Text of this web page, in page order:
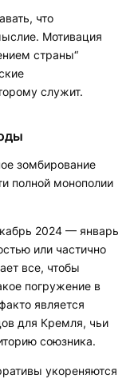
что
Мотивация
страны“
служит.
зомбирование
полной монополии
2024 — январь
или частично
все, чтобы
погружение в
является
для Кремля, чьи
союзника.
укореняются